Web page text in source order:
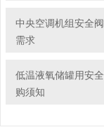
中央空调机组安全
需求
低温液氧储罐用安
购须知